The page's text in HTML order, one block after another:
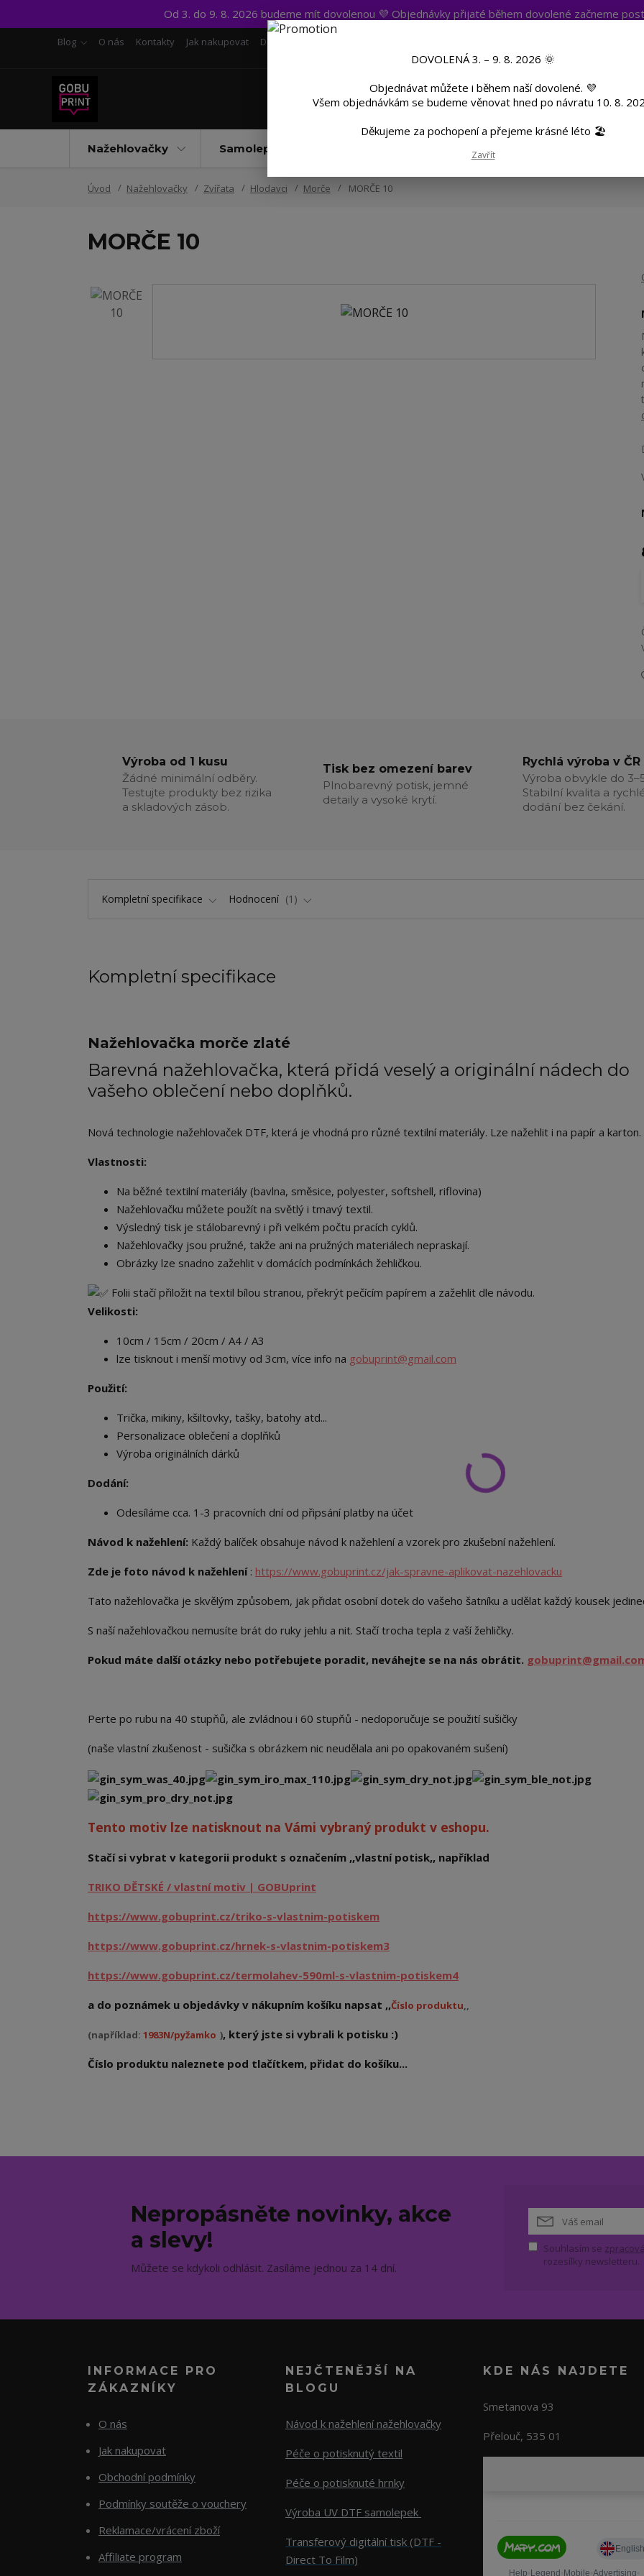
Od 3. do 9. 8. 2026 budeme mít dovolenou 💜 Objednávky přijaté během dovolené začneme
Blog O nás Kontakty Jak nakupovat Doprava a platba
Nažehlovačky Samolepky UV DTF
Úvod Nažehlovačky Zvířata Hlodavci Morče MORČE 10
MORČE 10
Výroba od 1 kusu
Žádné minimální odběry.
Testujte produkty bez rizika
a skladových zásob.
Tisk bez omezení barev
Plnobarevný potisk, jemné
detaily a vysoké krytí.
Rychlá výroba v ČR
Výroba obvykle do
Stabilní kvalita a
dodání bez čekání.
Kompletní specifikace Hodnocení 1
Kompletní specifikace
Nažehlovačka morče zlaté
Barevná nažehlovačka, která přidá veselý a originální nádech do
vašeho oblečení nebo doplňků.
Nová technologie nažehlovaček DTF, která je vhodná pro různé textilní materiály. Lze nažehlit i na papír a karton.
Vlastnosti:
Na běžné textilní materiály (bavlna, směsice, polyester, softshell, riflovina)
Nažehlovačku můžete použít na světlý i tmavý textil.
Výsledný tisk je stálobarevný i při velkém počtu pracích cyklů.
Nažehlovačky jsou pružné, takže ani na pružných materiálech nepraskají.
Obrázky lze snadno zažehlit v domácích podmínkách žehličkou.
Folii stačí přiložit na textil bílou stranou, překrýt pečícím papírem a zažehlit dle návodu.
Velikosti:
10cm / 15cm / 20cm / A4 / A3
lze tisknout i menší motivy od 3cm, více info na gobuprint@gmail.com
Použití:
Trička, mikiny, kšiltovky, tašky, batohy atd...
Personalizace oblečení a doplňků
Výroba originálních dárků
Dodání:
Odesíláme cca. 1-3 pracovních dní od připsání platby na účet
Návod k nažehlení: Každý balíček obsahuje návod k nažehlení a vzorek pro zkušební nažehlení.
Zde je foto návod k nažehlení: https://www.gobuprint.cz/jak-spravne-aplikovat-nazehlovacku
Tato nažehlovačka je skvělým způsobem, jak přidat osobní dotek do vašeho šatníku a udělat každý kousek
S naší nažehlovačkou nemusíte brát do ruky jehlu a nit. Stačí trocha tepla z vaší žehličky.
Pokud máte další otázky nebo potřebujete poradit, neváhejte se na nás obrátit.
Perte po rubu na 40 stupňů, ale zvládnou i 60 stupňů - nedoporučuje se použití sušičky
(naše vlastní zkušenost - sušička s obrázkem nic neudělala ani po opakovaném sušení)
Tento motiv lze natisknout na Vámi vybraný produkt v eshopu.
Stačí si vybrat v kategorii produkt s označením ,,vlastní potisk,, například
TRIKO DĚTSKÉ / vlastní motiv | GOBUprint
https://www.gobuprint.cz/triko-s-vlastnim-potiskem
https://www.gobuprint.cz/hrnek-s-vlastnim-potiskem3
https://www.gobuprint.cz/termolahev-590ml-s-vlastnim-potiskem4
a do poznámek u objedávky v nákupním košíku napsat ,,Číslo produktu,,
(například: 1983N/pyžamko ), který jste si vybrali k potisku :)
Číslo produktu naleznete pod tlačítkem, přidat do košíku...
Nepropásněte novinky, akce
a slevy!
Můžete se kdykoli odhlásit. Zasíláme jednou za 14 dní.
Souhlasím se
rozesílky newsletteru.
INFORMACE PRO
ZÁKAZNÍKY
O nás
Jak nakupovat
Obchodní podmínky
Podmínky soutěže o vouchery
Reklamace/vrácení zboží
Affiliate program
NEJČTENĚJŠÍ NA
BLOGU
Návod k nažehlení nažehlovačky
Péče o potisknutý textil
Péče o potisknuté hrnky
Výroba UV DTF samolepek
Transferový digitální tisk (DTF -
Direct To Film)
KDE NÁS NAJDETE
Smetanova 93
Přelouč, 535 01
DOVOLENÁ 3. – 9. 8. 2026 🌞
Objednávat můžete i během naší dovolené. 💜
Všem objednávkám se budeme věnovat hned po návratu 10. 8.
Děkujeme za pochopení a přejeme krásné léto 🏖️
Zavřít